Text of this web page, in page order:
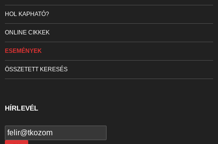
HOL KAPHATÓ?
ONLINE CIKKEK
ESEMÉNYEK
ÖSSZETETT KERESÉS
HÍRLEVÉL